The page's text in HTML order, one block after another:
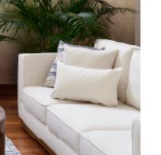
marco perfecto para